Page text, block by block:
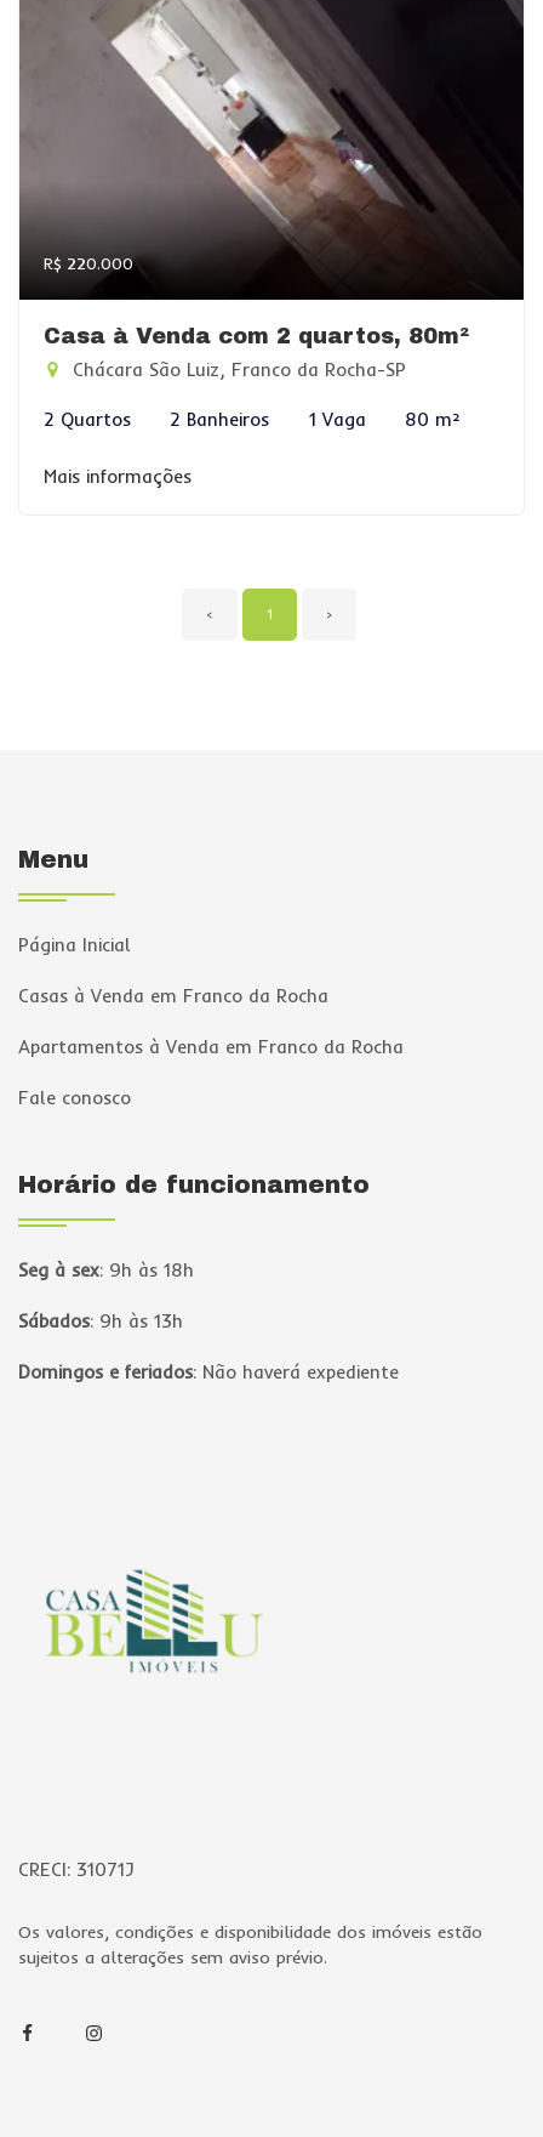
R$ 220.000
Casa à Venda com 2 quartos, 80m²
Chácara São Luiz, Franco da Rocha-SP
2 Quartos 2 Banheiros 1 Vaga 80 m²
Mais informações
‹ 1 ›
Menu
Página Inicial
Casas à Venda em Franco da Rocha
Apartamentos à Venda em Franco da Rocha
Fale conosco
Horário de funcionamento
Seg à sex: 9h às 18h
Sábados: 9h às 13h
Domingos e feriados: Não haverá expediente
CRECI: 31071J
Os valores, condições e disponibilidade dos imóveis estão
sujeitos a alterações sem aviso prévio.
FacebookInstagram